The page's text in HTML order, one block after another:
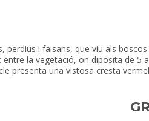
i faisans, que viu als
la vegetació, on diposita de 5
presenta una vistosa cresta